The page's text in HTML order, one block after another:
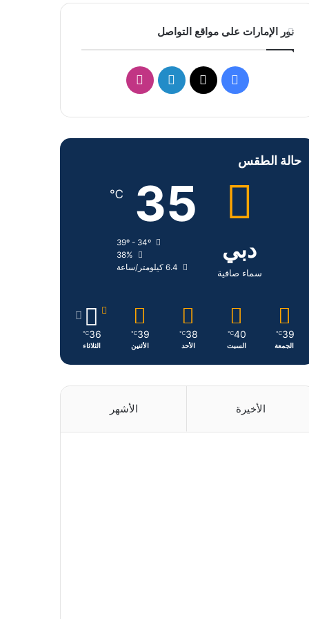
نور الإمارات على مواقع التواصل
س
ك
ن
د
ن
س
ا
م
حالة الطقس
دبي
سماء صافية
35
℃
39º - 34º
38%
6.4 كيلومتر/ساعة
39
℃
الجمعة
40
℃
السبت
38
℃
الأحد
39
℃
الأثنين
36
℃
الثلاثاء
الأخيرة الأشهر